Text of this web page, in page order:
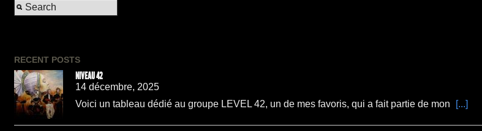
RECENT POSTS
NIVEAU 42
14 décembre, 2025
Voici un tableau dédié au groupe LEVEL 42, un de mes favoris, qui a fait partie de mon
[...]